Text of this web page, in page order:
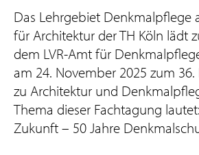
Das Lehrgebiet Denkmalpflege
für Architektur der TH Köln lädt
dem LVR-Amt für
am 24. November 2025 zum 36.
zu Architektur und
Thema dieser Fachtagung
Zukunft – 50 Jahre